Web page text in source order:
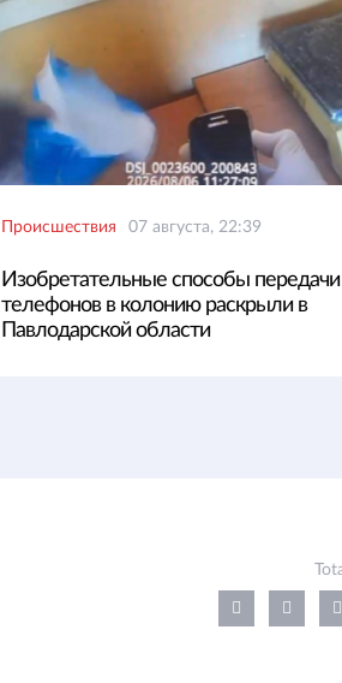
Происшествия 07 августа, 22:39
Изобретательные способы передачи
телефонов в колонию раскрыли в
Павлодарской области